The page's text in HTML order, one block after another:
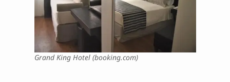
Grand King Hotel (booking.com)